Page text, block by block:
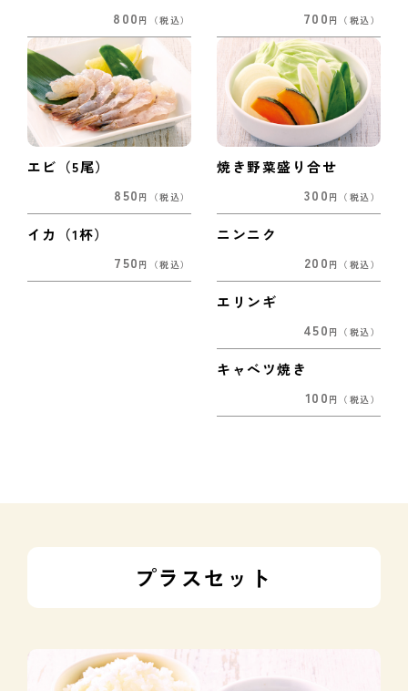
800 円 （税込）
700 円 （税込）
エビ（5尾）
850 円 （税込）
イカ（1杯）
750 円 （税込）
焼き野菜盛り合せ
300 円 （税込）
ニンニク
200 円 （税込）
エリンギ
450 円 （税込）
キャベツ焼き
100 円 （税込）
プラスセット